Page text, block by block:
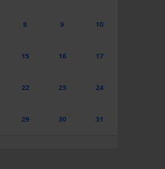
8 9 10
15 16 17
22 23 24
29 30 31